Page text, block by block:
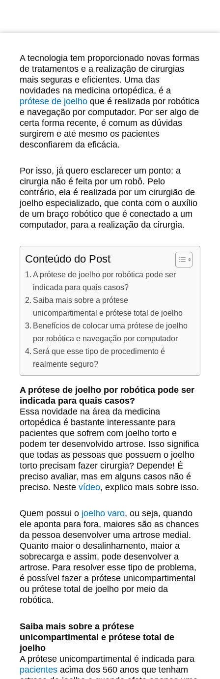
A tecnologia tem proporcionado novas formas
de tratamentos e a realização de cirurgias
mais seguras e eficientes. Uma das
novidades na medicina ortopédica, é a
prótese de joelho que é realizada por robótica
e navegação por computador. Por ser algo de
certa forma recente, é comum as dúvidas
surgirem e até mesmo os pacientes
desconfiarem da eficácia.
Por isso, já quero esclarecer um ponto: a
cirurgia não é feita por um robô. Pelo
contrário, ela é realizada por um cirurgião de
joelho especializado, que conta com o auxílio
de um braço robótico que é conectado a um
computador, para a realização da cirurgia.
Conteúdo do Post
A prótese de joelho por robótica pode ser
indicada para quais casos?
Saiba mais sobre a prótese
unicompartimental e prótese total de joelho
Benefícios de colocar uma prótese de joelho
por robótica e navegação por computador
Será que esse tipo de procedimento é
realmente seguro?
A prótese de joelho por robótica pode ser
indicada para quais casos?
Essa novidade na área da medicina
ortopédica é bastante interessante para
pacientes que sofrem com joelho torto e
podem ter desenvolvido artrose. Isso significa
que todas as pessoas que possuem o joelho
torto precisam fazer cirurgia? Depende! É
preciso avaliar, mas em alguns casos não é
preciso. Neste vídeo, explico mais sobre isso.
Quem possui o joelho varo, ou seja, quando
ele aponta para fora, maiores são as chances
da pessoa desenvolver uma artrose medial.
Quanto maior o desalinhamento, maior a
sobrecarga e assim, pode desenvolver a
artrose. Para resolver esse tipo de problema,
é possível fazer a prótese unicompartimental
ou prótese total de joelho por meio da
robótica.
Saiba mais sobre a prótese
unicompartimental e prótese total de
joelho
A prótese unicompartimental é indicada para
pacientes acima dos 560 anos que tenham